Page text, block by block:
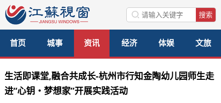
首页 城事 资讯 经济 体娱 文旅
美食 公益 访谈
生活即课堂,融合共成长-杭州市行知金陶幼儿园师生走
进“心钥・梦想家”开展实践活动